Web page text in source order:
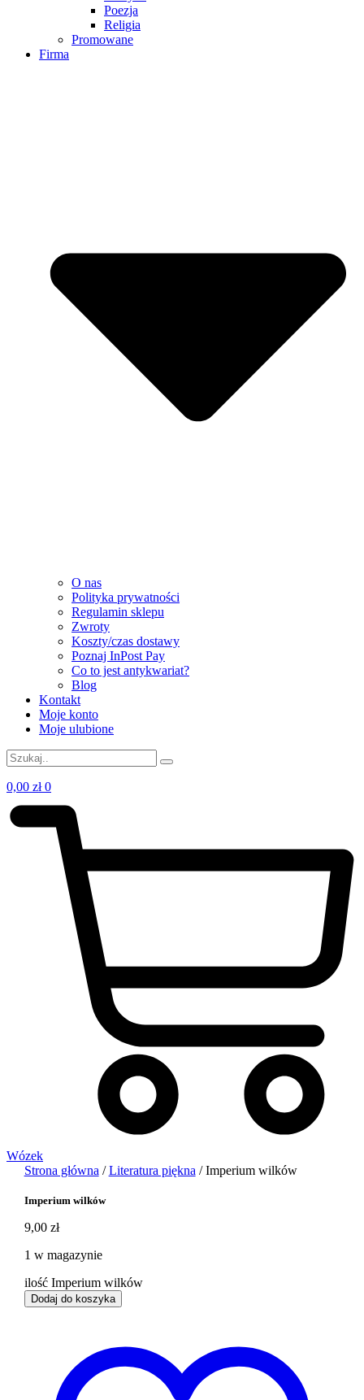
Poezja
Religia
Promowane
Firma
O nas
Polityka prywatności
Regulamin sklepu
Zwroty
Koszty/czas dostawy
Poznaj InPost Pay
Co to jest antykwariat?
Blog
Kontakt
Moje konto
Moje ulubione
0,00 zł 0
Wózek
Strona główna /Literatura piękna / Imperium wilków
Imperium wilków
9,00 zł
1 w magazynie
ilość Imperium wilków
Dodaj do koszyka